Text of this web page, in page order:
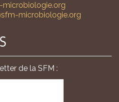
microbiologie.org
microbiologie.org
de la SFM :